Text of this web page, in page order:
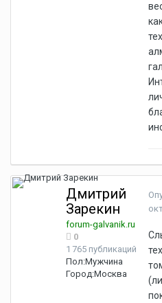
Дмитрий
Зарекин
forum-galvanik.ru
0
1 765 публикаций
Пол:Мужчина
Город:Москва